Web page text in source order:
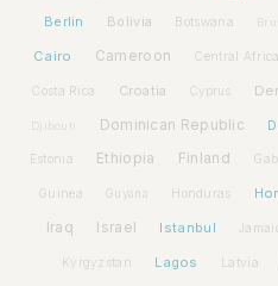
Berlin Bolivia Botswana
Cairo Cameroon Central
Costa Rica Croatia Cyprus
Djibouti Dominican Republic
Estonia Ethiopia Finland
Guinea Guyana Honduras
Iraq Israel Istanbul
Kyrgyzstan Lagos Latvia